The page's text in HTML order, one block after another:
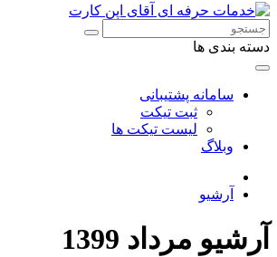
دسته بندی ها
سامانه پشتیبانی
ثبت تیکت
لیست تیکت ها
وبلاگ
آرشیو
آرشیو مرداد 1399